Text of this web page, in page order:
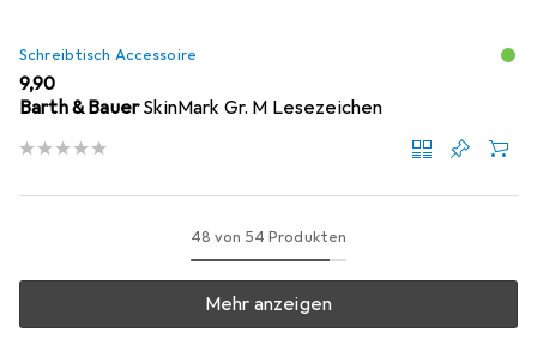
Schreibtisch Accessoire
EUR
9,90
Barth & BauerSkinMark Gr. M Lesezeichen
48 von 54 Produkten
Mehr anzeigen